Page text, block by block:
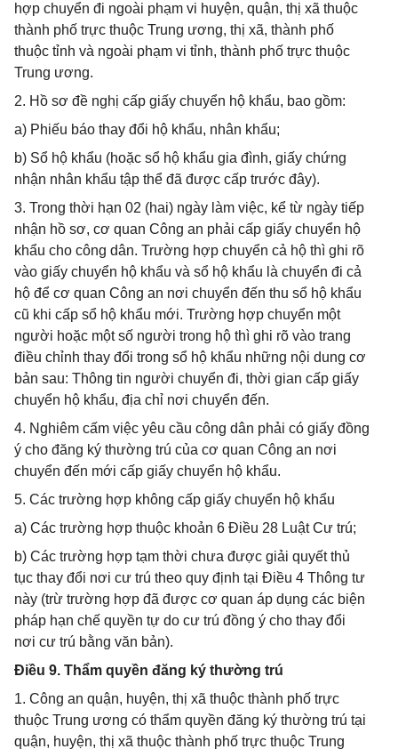
hợp chuyển đi ngoài phạm vi huyện, quận, thị xã thuộc
thành phố trực thuộc Trung ương, thị xã, thành phố
thuộc tỉnh và ngoài phạm vi tỉnh, thành phố trực thuộc
Trung ương.
2. Hồ sơ đề nghị cấp giấy chuyển hộ khẩu, bao gồm:
a) Phiếu báo thay đổi hộ khẩu, nhân khẩu;
b) Sổ hộ khẩu (hoặc sổ hộ khẩu gia đình, giấy chứng
nhận nhân khẩu tập thể đã được cấp trước đây).
3. Trong thời hạn 02 (hai) ngày làm việc, kể từ ngày tiếp
nhận hồ sơ, cơ quan Công an phải cấp giấy chuyển hộ
khẩu cho công dân. Trường hợp chuyển cả hộ thì ghi rõ
vào giấy chuyển hộ khẩu và sổ hộ khẩu là chuyển đi cả
hộ để cơ quan Công an nơi chuyển đến thu sổ hộ khẩu
cũ khi cấp sổ hộ khẩu mới. Trường hợp chuyển một
người hoặc một số người trong hộ thì ghi rõ vào trang
điều chỉnh thay đổi trong sổ hộ khẩu những nội dung cơ
bản sau: Thông tin người chuyển đi, thời gian cấp giấy
chuyển hộ khẩu, địa chỉ nơi chuyển đến.
4. Nghiêm cấm việc yêu cầu công dân phải có giấy đồng
ý cho đăng ký thường trú của cơ quan Công an nơi
chuyển đến mới cấp giấy chuyển hộ khẩu.
5. Các trường hợp không cấp giấy chuyển hộ khẩu
a) Các trường hợp thuộc khoản 6 Điều 28 Luật Cư trú;
b) Các trường hợp tạm thời chưa được giải quyết thủ
tục thay đổi nơi cư trú theo quy định tại Điều 4 Thông tư
này (trừ trường hợp đã được cơ quan áp dụng các biện
pháp hạn chế quyền tự do cư trú đồng ý cho thay đổi
nơi cư trú bằng văn bản).
Điều 9. Thẩm quyền đăng ký thường trú
1. Công an quận, huyện, thị xã thuộc thành phố trực
thuộc Trung ương có thẩm quyền đăng ký thường trú tại
quận, huyện, thị xã thuộc thành phố trực thuộc Trung